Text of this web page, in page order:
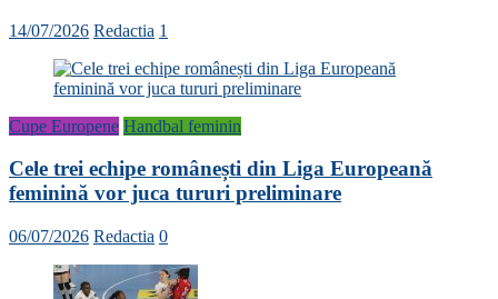
14/07/2026 Redactia 1
Cupe Europene Handbal feminin
Cele trei echipe românești din Liga Europeană
feminină vor juca tururi preliminare
06/07/2026 Redactia 0